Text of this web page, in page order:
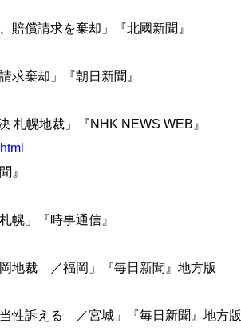
償請求を棄却」『北國新聞』
棄却」『朝日新聞』
札幌地裁」『NHK NEWS WEB』
』
」『時事通信』
地裁 ／福岡」『毎日新聞』地方版
訴える ／宮城」『毎日新聞』地方版